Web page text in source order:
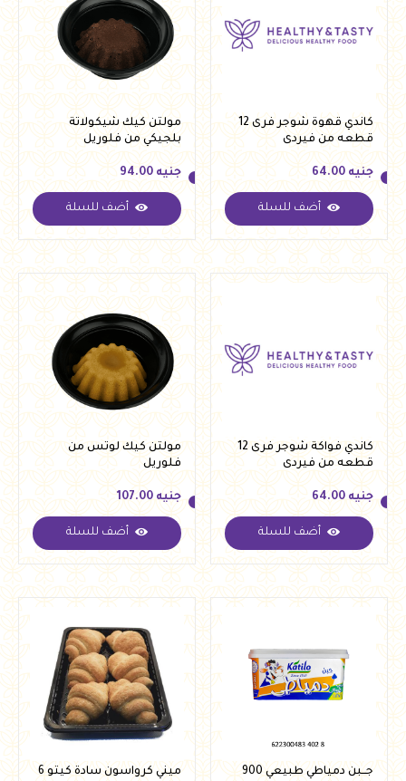
كاندي قهوة شوجر فرى 12
قطعه من فيردى
جنيه
جنيه 64.00
أضف للسلة
مولتن كيك شيكولاتة
بلجيكي من فلوريل
جنيه
جنيه 94.00
أضف للسلة
كاندي فواكة شوجر فرى 12
قطعه من فيردى
جنيه
جنيه 64.00
أضف للسلة
مولتن كيك لوتس من
فلوريل
جنيه
جنيه 107.00
أضف للسلة
جــبن دمياطي طبيعي 900
ميني كرواسون سادة كيتو 6